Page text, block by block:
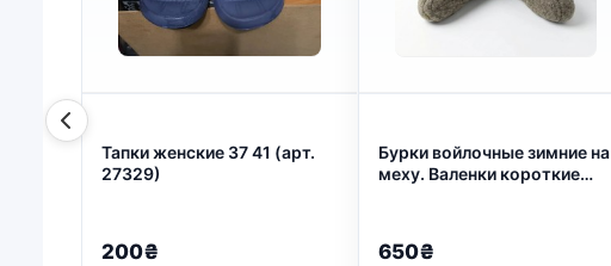
Тапки женские 37 41 (арт.
27329)
200₴
Бурки войлочные зимние на
меху. Валенки короткие
650₴